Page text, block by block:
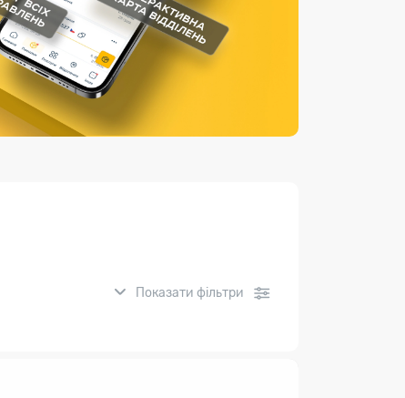
Страхові послуги
Каталог «Укрпошта Маркет»
Показати фільтри